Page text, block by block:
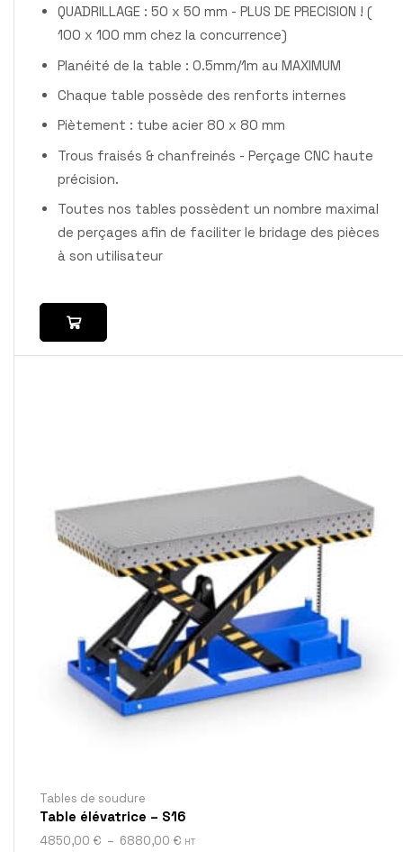
QUADRILLAGE : 50 x 50 mm - PLUS DE PRECISION ! (
100 x 100 mm chez la concurrence)
Planéité de la table : 0.5mm/1m au MAXIMUM
Chaque table possède des renforts internes
Piètement : tube acier 80 x 80 mm
Trous fraisés & chanfreinés - Perçage CNC haute
précision.
Toutes nos tables possèdent un nombre maximal
de perçages afin de faciliter le bridage des pièces
à son utilisateur
Tables de soudure
Table élévatrice – S16
4850,00 € – 6880,00 € HT